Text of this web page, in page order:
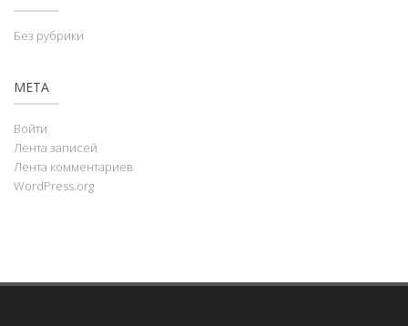
Без рубрики
МЕТА
Войти
Лента записей
Лента комментариев
WordPress.org